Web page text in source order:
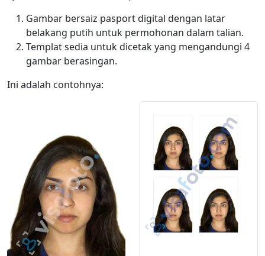
Gambar bersaiz pasport digital dengan latar
belakang putih untuk permohonan dalam talian.
Templat sedia untuk dicetak yang mengandungi 4
gambar berasingan.
Ini adalah contohnya: